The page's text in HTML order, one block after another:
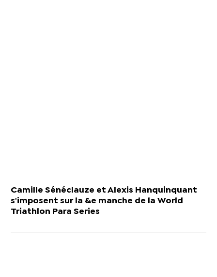
Camille Sénéclauze et Alexis Hanquinquant
s'imposent sur la &e manche de la World
Triathlon Para Series